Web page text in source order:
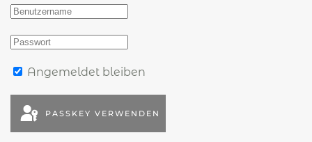
Angemeldet bleiben
PASSKEY VERWENDEN